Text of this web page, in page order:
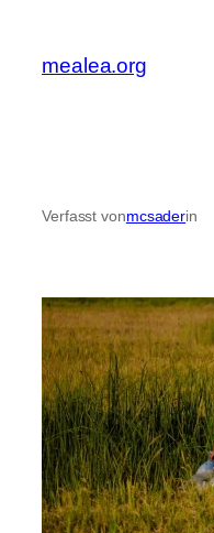
springen
mealea.org
Verfasst vonmcsaderin